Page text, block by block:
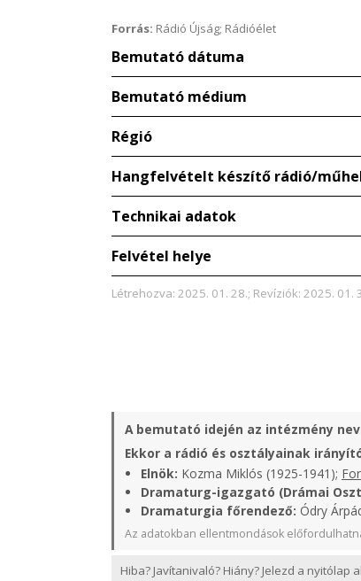
Forrás: Rádió Újság; Rádióélet
Bemutató dátuma
Bemutató médium
Régió
Hangfelvételt készítő rádió/
Technikai adatok
Felvétel helye
Létrehozva: 2025. 01. 28.; Revíziók: 2025. 01.
A bemutató idején az intézmény
Ekkor a rádió és osztályainak
Elnök: Kozma Miklós (1925-1941);
Dramaturg-igazgató (Drámai
Dramaturgia főrendező: Ódry
Az adatokban ellentmondások
Hiba? Javítanivaló? Hiány? Jelezd a nyitólap